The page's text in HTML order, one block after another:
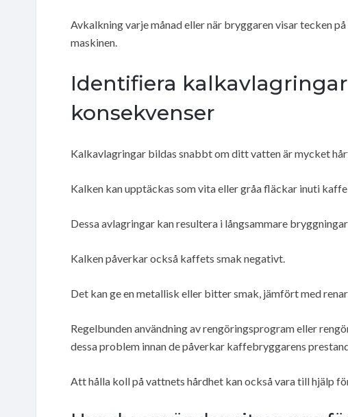
Avkalkning varje månad eller när bryggaren visar tecken
maskinen.
Identifiera
konsekvenser
Kalkavlagringar bildas snabbt om ditt vatten är mycket
Kalken kan upptäckas som vita eller gråa fläckar inuti
Dessa avlagringar kan resultera i långsammare
Kalken påverkar också kaffets smak negativt.
Det kan ge en metallisk eller bitter smak, jämfört med
Regelbunden användning av rengöringsprogram eller
dessa problem innan de påverkar kaffebryggarens
Att hålla koll på vattnets hårdhet kan också vara till hjälp